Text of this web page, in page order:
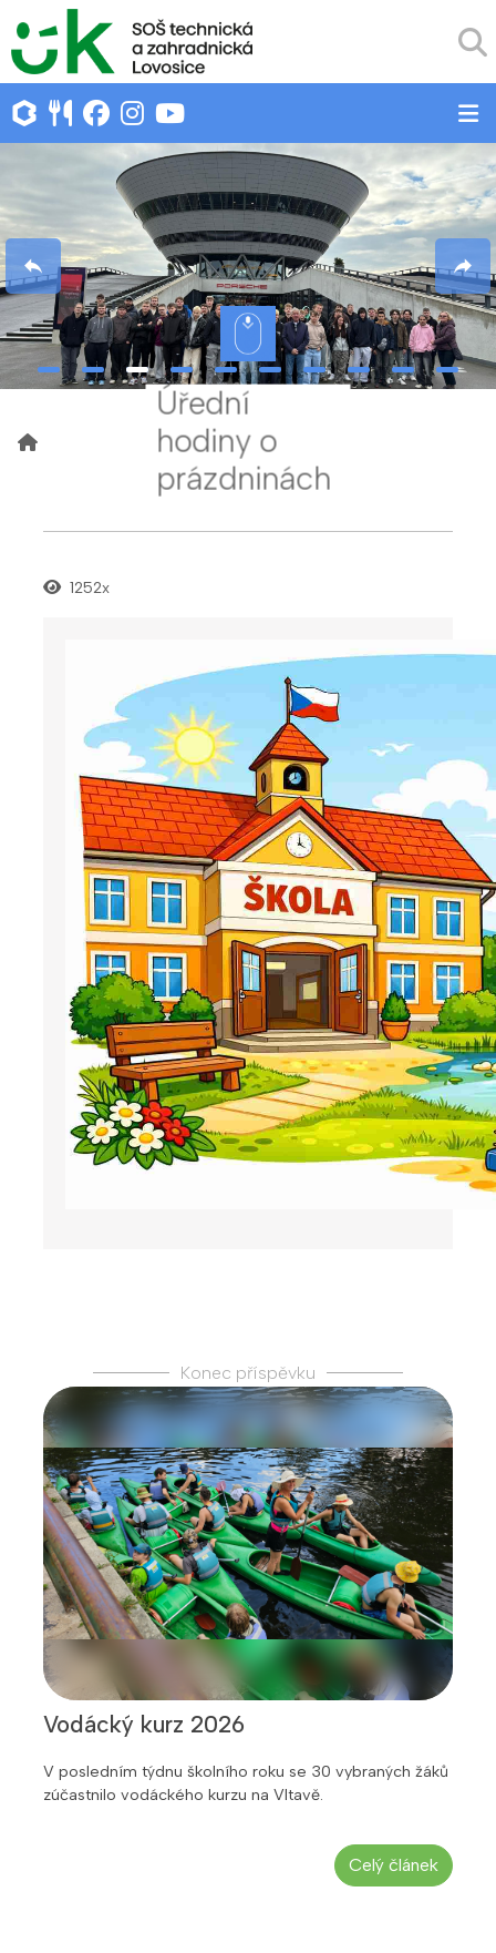
Úřední
hodiny o
prázdninách
1252x
Konec příspěvku
Vodácký kurz 2026
V posledním týdnu školního roku se 30 vybraných žáků
zúčastnilo vodáckého kurzu na Vltavě.
Celý článek